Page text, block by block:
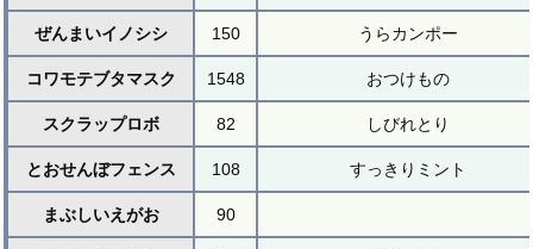
ぜんまいイノシシ 150 うらカンポー
コワモテブタマスク 1548 おつけもの
スクラップロボ 82 しびれとり
とおせんぼフェンス 108 すっきりミント
まぶしいえがお 90